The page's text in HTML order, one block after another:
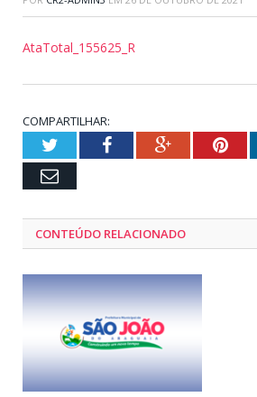
AtaTotal_155625_R
COMPARTILHAR:
TwitterFacebookGoogle+
Email
CONTEÚDO RELACIONADO